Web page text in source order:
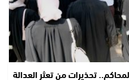
تحذيرات من تعثر العدالة